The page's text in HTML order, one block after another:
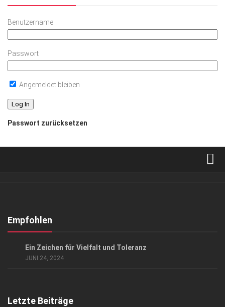
Benutzername
Passwort
Angemeldet bleiben
Passwort zurücksetzen
Kontakt, Impressum
Empfohlen
Ein Zeichen für Vielfalt und Toleranz
JUNI 24, 2024
Letzte Beiträge